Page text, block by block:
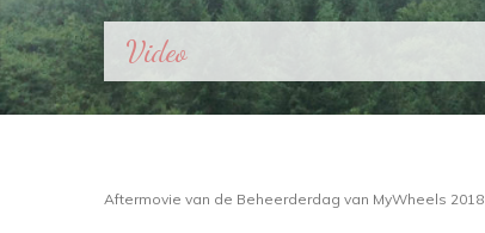
Video
Aftermovie van de Beheerderdag van MyWheels 2018